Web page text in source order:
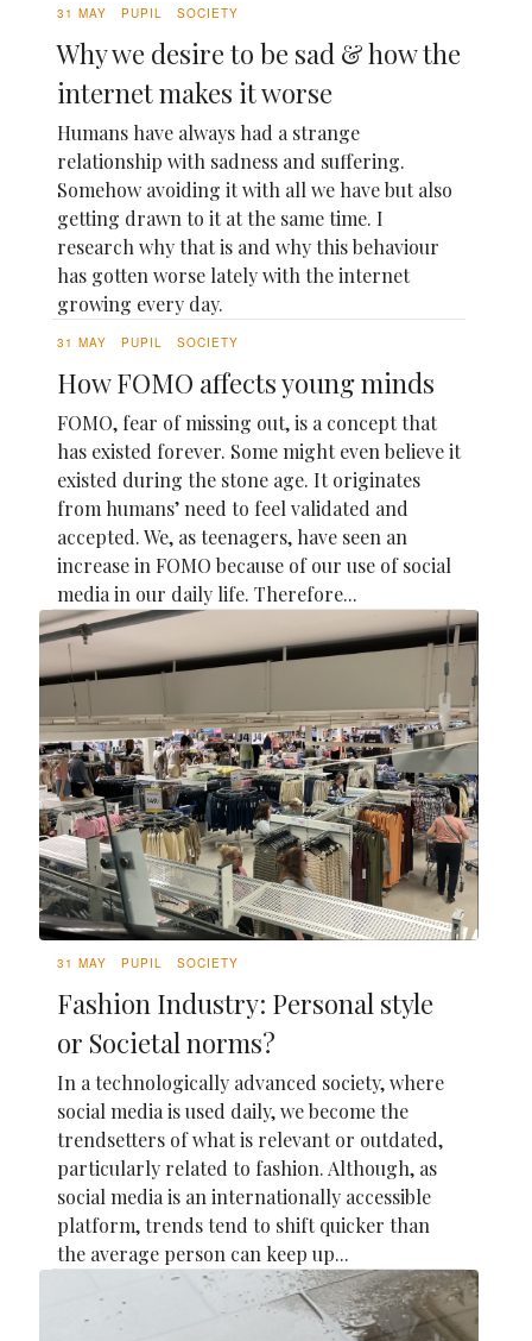
31 MAY PUPIL SOCIETY
Why we desire to be sad & how the
internet makes it worse
Humans have always had a strange
relationship with sadness and suffering.
Somehow avoiding it with all we have but also
getting drawn to it at the same time. I
research why that is and why this behaviour
has gotten worse lately with the internet
growing every day.
31 MAY PUPIL SOCIETY
How FOMO affects young minds
FOMO, fear of missing out, is a concept that
has existed forever. Some might even believe it
existed during the stone age. It originates
from humans’ need to feel validated and
accepted. We, as teenagers, have seen an
increase in FOMO because of our use of social
media in our daily life. Therefore...
31 MAY PUPIL SOCIETY
Fashion Industry: Personal style
or Societal norms?
In a technologically advanced society, where
social media is used daily, we become the
trendsetters of what is relevant or outdated,
particularly related to fashion. Although, as
social media is an internationally accessible
platform, trends tend to shift quicker than
the average person can keep up...